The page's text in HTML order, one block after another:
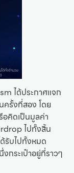
ได้ประกาศแจก
รั้งที่สอง โดย
อคิดเป็นมูลค่า
ไปทั้งสิ้น
รับไปทั้งหมด
กระเป๋าอยู่ที่ราวๆ